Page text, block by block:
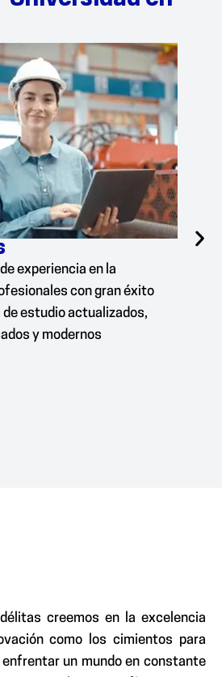
experiencia en la
con gran éxito
de estudio actualizados,
y modernos
creemos en la excelencia
como los cimientos para
un mundo en constante